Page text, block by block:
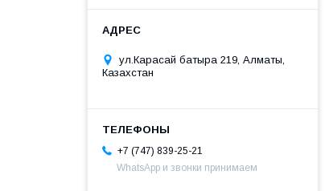
ул.Карасай батыра 219, Алматы,
Казахстан
+7 (747) 839-25-21
WhatsApp и звонки принимаем